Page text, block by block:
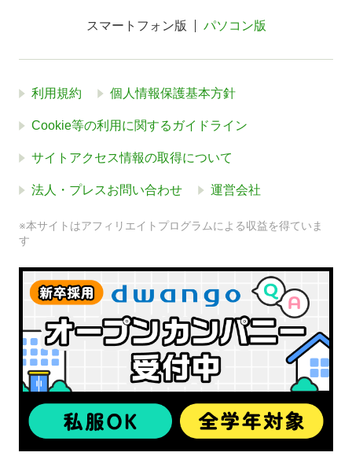
スマートフォン版 パソコン版
利用規約 個人情報保護基本方針
Cookie等の利用に関するガイドライン
サイトアクセス情報の取得について
法人・プレスお問い合わせ 運営会社
※本サイトはアフィリエイトプログラムによる収益を得ていま
す